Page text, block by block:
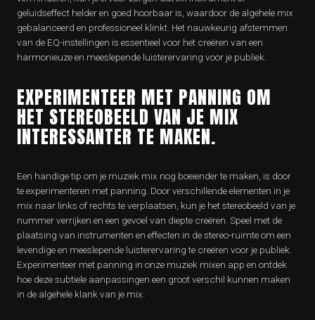
geluidseffect helder en goed hoorbaar is, waardoor de algehele mix
gebalanceerd en professioneel klinkt. Het nauwkeurig afstemmen
van de EQ-instellingen is essentieel voor het creëren van een
harmonieuze en meeslepende luisterervaring voor je publiek.
EXPERIMENTEER MET PANNING OM
HET STEREOBEELD VAN JE MIX
INTERESSANTER TE MAKEN.
Een handige tip om je muziek mix nog boeiender te maken, is door
te experimenteren met panning. Door verschillende elementen in je
mix naar links of rechts te verplaatsen, kun je het stereobeeld van je
nummer verrijken en een gevoel van diepte creëren. Speel met de
plaatsing van instrumenten en effecten in de stereo-ruimte om een
levendige en meeslepende luisterervaring te creëren voor je publiek.
Experimenteer met panning in onze muziek mixen app en ontdek
hoe deze subtiele aanpassingen een groot verschil kunnen maken
in de algehele klank van je mix.